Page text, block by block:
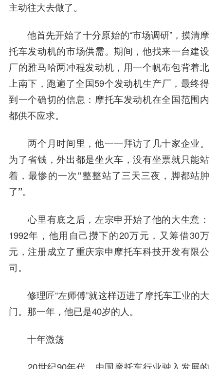
主动往大去做了。
他首先开始了十分原始的“市场调研”，摸清摩
托车发动机的市场供需。期间，他找来一台建设
厂的雅马哈两冲程发动机，用一个帆布包背着北
上南下，跑遍了全国59个发动机生产厂，最终得
到一个确切的信息：摩托车发动机在全国范围内
都供不应求。
两个月时间里，他一一拜访了几十家企业。
为了省钱，外出都是坐火车，没有坐票就只能站
着，最惨的一次“整整站了三天三夜，脚都站肿
了”。
心里有底之后，左宗申开始了他的大生意：
1992年，他用自己攒下的20万元，又筹借30万
元，注册成立了重庆宗申摩托车科技开发有限公
司。
修理匠“左师傅”就这样迈进了摩托车工业的大
门。那一年，他已是40岁的人。
十年激荡